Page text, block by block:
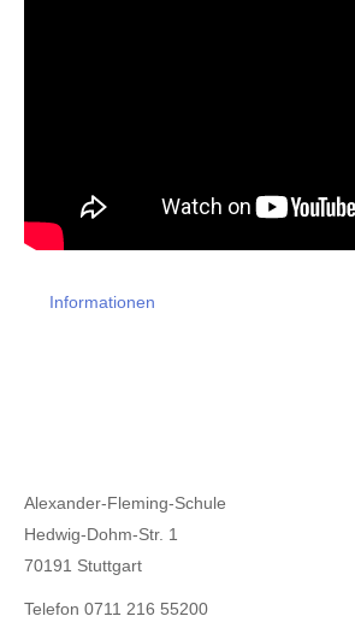
Informationen
Alexander-Fleming-Schule
Hedwig-Dohm-Str. 1
70191 Stuttgart
Telefon 0711 216 55200